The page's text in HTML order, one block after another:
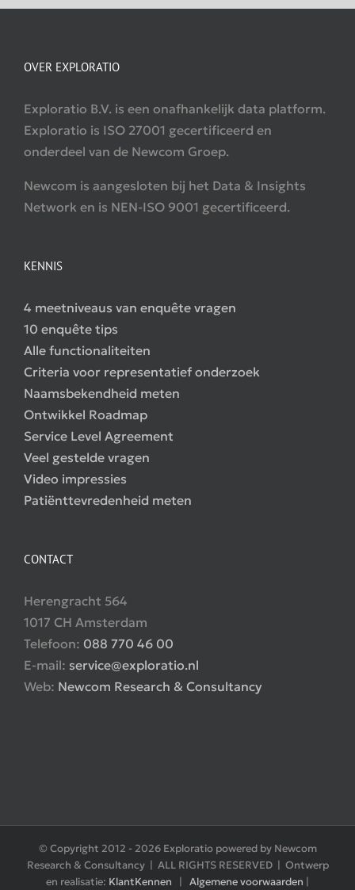
OVER EXPLORATIO
Exploratio B.V. is een onafhankelijk data platform.
Exploratio is ISO 27001 gecertificeerd en
onderdeel van de Newcom Groep.
Newcom is aangesloten bij het Data & Insights
Network en is NEN-ISO 9001 gecertificeerd.
KENNIS
4 meetniveaus van enquête vragen
10 enquête tips
Alle functionaliteiten
Criteria voor representatief onderzoek
Naamsbekendheid meten
Ontwikkel Roadmap
Service Level Agreement
Veel gestelde vragen
Video impressies
Patiënttevredenheid meten
CONTACT
Herengracht 564
1017 CH Amsterdam
Telefoon: 088 770 46 00
E-mail: service@exploratio.nl
Web: Newcom Research & Consultancy
© Copyright 2012 - 2026 Exploratio powered by Newcom
Research & Consultancy | ALL RIGHTS RESERVED | Ontwerp
en realisatie: KlantKennen | Algemene voorwaarden |